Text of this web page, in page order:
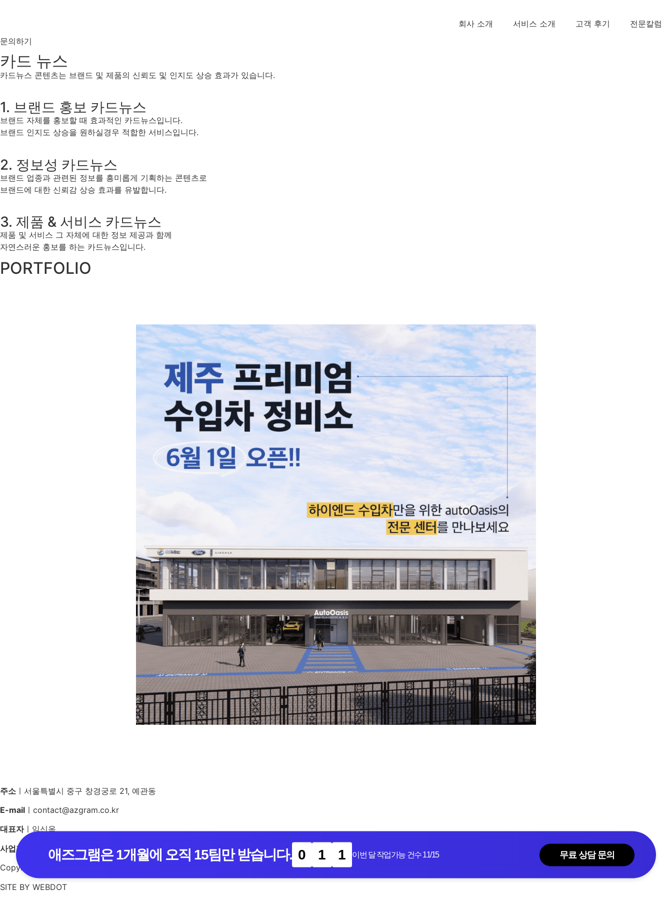
애즈그램은 1개월에 오직 15팀만 받습니다. 0 1 1 이번 달 작업가능 건수11/15 무료 상담 문의
회사 소개 서비스 소개 고객 후기
전문칼럼
문의하기
카드 뉴스
카드뉴스 콘텐츠는 브랜드 및 제품의 신뢰도 및 인지도 상승 효과가 있습니다.
1. 브랜드 홍보 카드뉴스
브랜드 자체를 홍보할 때 효과적인 카드뉴스입니다.
브랜드 인지도 상승을 원하실경우 적합한 서비스입니다.
2. 정보성 카드뉴스
브랜드 업종과 관련된 정보를 흥미롭게 기획하는 콘텐츠로
브랜드에 대한 신뢰감 상승 효과를 유발합니다.
3. 제품 & 서비스 카드뉴스
제품 및 서비스 그 자체에 대한 정보 제공과 함께
자연스러운 홍보를 하는 카드뉴스입니다.
PORTFOLIO
주소 ㅣ서울특별시 중구 창경궁로 21, 예관동
E-mail ㅣcontact@azgram.co.kr
대표자ㅣ임신옥
사업자등록번호ㅣ226-86-03452
Copyrights ⓒ 2024 AZgram All rights reserved
SITE BY WEBDOT